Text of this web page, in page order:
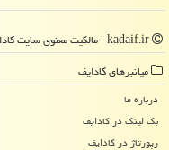
میانبرهای كادایف
درباره ما
بک لینک در كادایف
رپورتاژ در كادایف